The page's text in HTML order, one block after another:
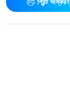
প্রিন্ট সংস্করণ